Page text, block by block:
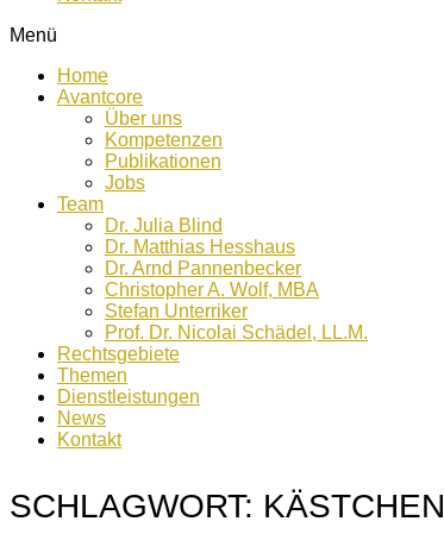
Menü
Home
Avantcore
Über uns
Kompetenzen
Publikationen
Jobs
Team
Dr. Julia Blind
Dr. Matthias Hesshaus
Dr. Arnd Pannenbecker
Christopher A. Wolf, MBA
Stefan Unterriker
Prof. Dr. Nicolai Schädel, LL.M.
Rechtsgebiete
Themen
Dienstleistungen
News
Kontakt
SCHLAGWORT: KÄSTCHEN